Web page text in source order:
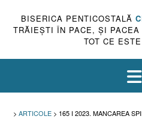
BISERICA PENTICOSTALĂ
TRĂIEŞTI ÎN PACE, ŞI
TOT CE
> ARTICOLE > 165 I 2023. MANCAREA